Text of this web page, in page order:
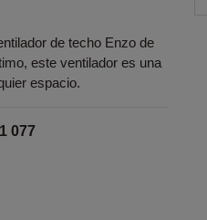
de techo Enzo de
este ventilador es una
espacio.
077